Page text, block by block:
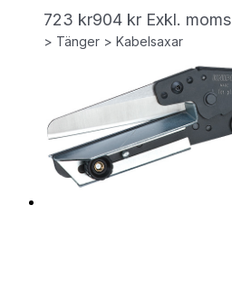
723 kr904 kr Exkl. moms
> Tänger > Kabelsaxar